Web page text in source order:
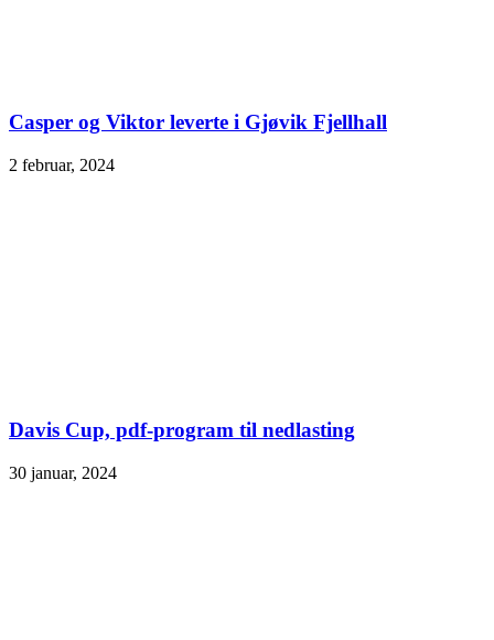
Casper og Viktor leverte i Gjøvik Fjellhall
2 februar, 2024
Davis Cup, pdf-program til nedlasting
30 januar, 2024